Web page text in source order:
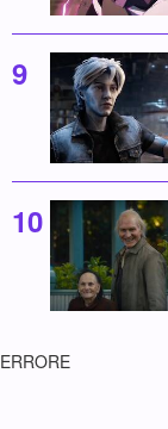
ERRORE